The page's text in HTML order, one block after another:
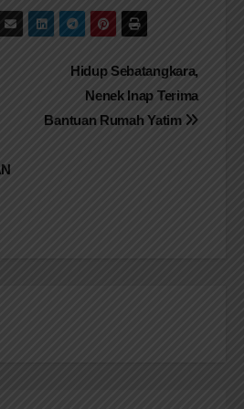
Hidup Sebatangkara,
Nenek Inap Terima
Bantuan Rumah Yatim